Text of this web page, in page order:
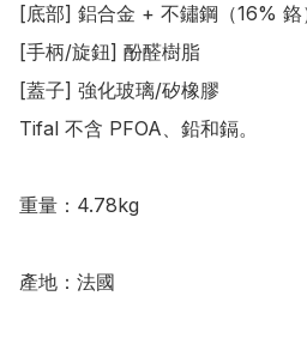
[底部] 鋁合金 + 不鏽鋼（16% 鉻
[手柄/旋鈕] 酚醛樹脂
[蓋子] 強化玻璃/矽橡膠
Tifal 不含 PFOA、鉛和鎘。
重量：4.78kg
產地：法國